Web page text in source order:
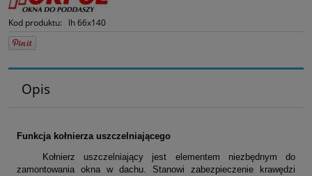
Kod produktu: lh 66x140
Opis
Funkcja kołnierza uszczelniającego
Kołnierz uszczelniający jest elementem niezbędnym do
zamontowania okna w dachu. Stanowi zabezpieczenie krawędzi